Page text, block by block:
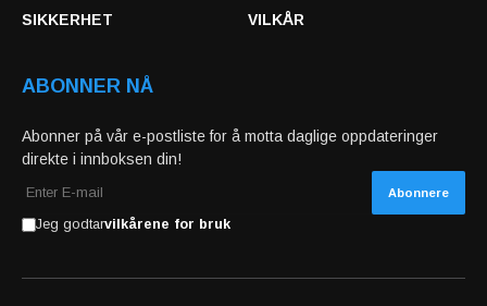
SIKKERHET
VILKÅR
ABONNER NÅ
Abonner på vår e-postliste for å motta daglige oppdateringer
direkte i innboksen din!
Jeg godtarvilkårene for bruk